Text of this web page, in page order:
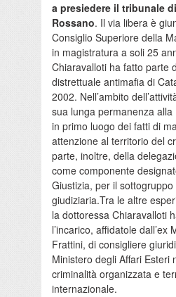
a presiedere il tribunale
Rossano. Il via libera è
Consiglio Superiore della
in magistratura a soli 25
Chiaravalloti ha fatto parte
distrettuale antimafia di
2002. Nell’ambito
sua lunga permanenza
in primo luogo dei fatti di
attenzione al territorio del
parte, inoltre, della
come componente
Giustizia, per il
giudiziaria.Tra le altre
la dottoressa Chiaravalloti
l’incarico, affidatole dall’ex
Frattini, di consigliere
Ministero degli Affari Esteri
criminalità organizzata e
internazionale.